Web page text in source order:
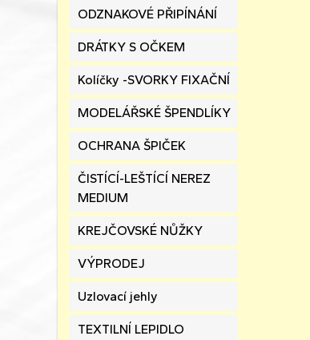
ODZNAKOVÉ PŘIPÍNÁNÍ
DRÁTKY S OČKEM
Kolíčky -SVORKY FIXAČNÍ
MODELÁŘSKÉ ŠPENDLÍKY
OCHRANA ŠPIČEK
ČISTÍCÍ-LEŠTÍCÍ NEREZ
MEDIUM
KREJČOVSKÉ NŮŽKY
VÝPRODEJ
Uzlovací jehly
TEXTILNÍ LEPIDLO